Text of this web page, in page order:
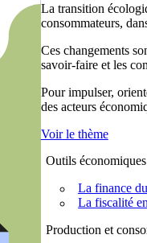
La transition
consommateurs,
Ces changements
savoir-faire et les
Pour impulser,
des acteurs
Voir le thème
Outils économiques
La finance
La fiscalité
Production et